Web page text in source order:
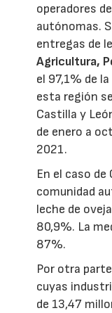
operadores
autónomas.
entregas de
Agricultura,
el 97,1% de
esta región
Castilla y
de enero a
2021.
En el caso
comunidad
leche de
80,9%. La
87%.
Por otra
cuyas
de 13,47